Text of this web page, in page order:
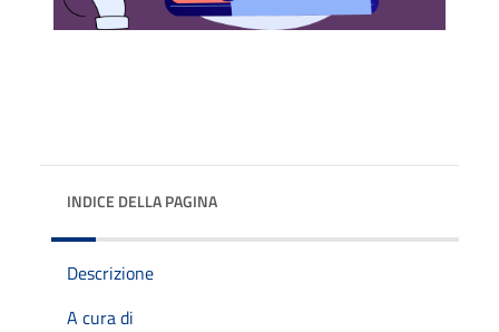
INDICE DELLA PAGINA
Descrizione
A cura di